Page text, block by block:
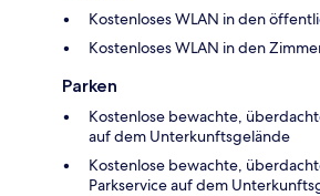
Kostenloses WLAN in den
Kostenloses WLAN in den
Parken
Kostenlose bewachte,
auf dem Unterkunftsgelände
Kostenlose bewachte,
Parkservice auf dem